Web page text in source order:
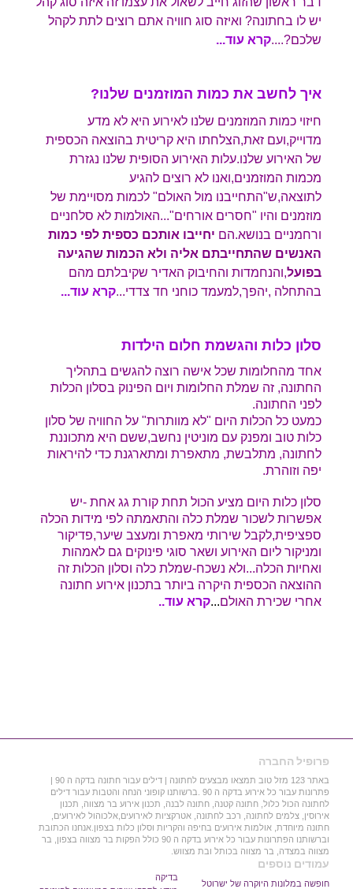
יש לו בחתונה? ואיזה סוג חוויה אתם רוצים לתת לקהל
שלכם?....קרא עוד...
איך לחשב את כמות המוזמנים שלנו?
חיזוי כמות המוזמנים שלנו לאירוע היא לא מדע
מדוייק,ועם זאת,הצלחתו היא קריטית בהוצאה הכספית
של האירוע שלנו.עלות האירוע הסופית שלנו נגזרת
מכמות המוזמנים,ואנו לא רוצים להגיע
לתוצאה,ש"התחייבנו מול האולם" לכמות מסויימת של
מוזמנים והיו "חסרים אורחים"...האולמות לא סלחניים
ורחמניים בנושא.הם יחייבו אותכם כספית לפי כמות
האנשים שהתחייבתם אליה ולא הכמות שהגיעה
בפועל,והנחמדות והחיבוק האדיר שקיבלתם מהם
בהתחלה ,יהפך,למעמד כוחני חד צדדי...קרא עוד...
סלון כלות והגשמת חלום הילדות
אחד מהחלומות שכל אישה רוצה להגשים בתהליך
החתונה, זה שמלת החלומות ויום הפינוק בסלון הכלות
לפני החתונה.
כמעט כל הכלות היום "לא מוותרות" על החוויה של סלון
כלות טוב ומפנק עם מוניטין נחשב,ששם היא מתכוננת
לחתונה, מתלבשת, מתאפרת ומתארגנת כדי להיראות
יפה וזוהרת.
סלון כלות היום מציע הכול תחת קורת גג אחת -יש
אפשרות לשכור שמלת כלה והתאמתה לפי מידות הכלה
ספציפית,לקבל שירותי מאפרת ומעצב שיער,פדיקור
ומניקור ליום האירוע ושאר סוגי פינוקים גם לאמהות
ואחיות הכלה...ולא נשכח-שמלת כלה וסלון הכלות זה
ההוצאה הכספית היקרה ביותר בתכנון אירוע חתונה
אחרי שכירת האולם...קרא עוד..
פרופיל החברה
באתר 123 מזל טוב תמצאו מבצעים לחתונה | דילים עבור חתונה בדקה ה 90 |
פתרונות עבור כל אירוע בדקה ה 90 .ברשותנו קופוני הנחה והטבות עבור דילים
לחתונה הכול כלול, חתונה קטנה, חתונה לבנה, תכנון אירוע בר מצווה, תכנון
אירוסין, צלמים לחתונה, רכב לחתונה, אטרקציות לאירועים,אלכוהול לאירועים,
חתונה מיוחדת, אולמות אירועים בחיפה והקריות וסלון כלות בצפון.אנחנו הכתובת
וברשותנו הפתרונות עבור כל אירוע בדקה ה 90 כולל הפקות בר מצווה בצפון, בר
מצווה במצדה, בר מצווה בכותל ובת מצווש.
עמודים נוספים
חופשה במלונות היוקרה של ישרוטל
בדיקה